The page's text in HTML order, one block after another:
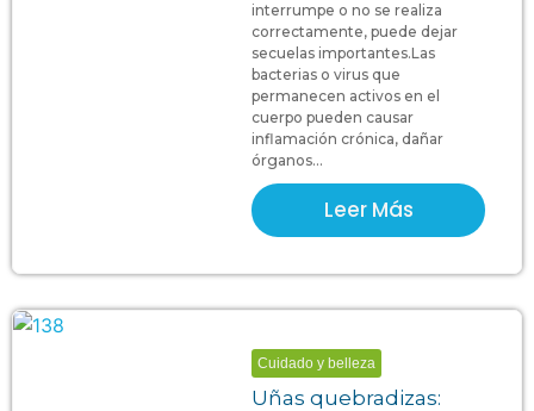
interrumpe o no se realiza
correctamente, puede dejar
secuelas importantes.Las
bacterias o virus que
permanecen activos en el
cuerpo pueden causar
inflamación crónica, dañar
órganos...
Leer Más
Cuidado y belleza
Uñas quebradizas: